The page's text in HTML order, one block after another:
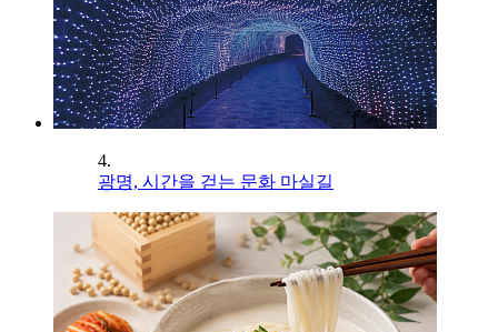
4.
광명, 시간을 걷는 문화 마실길